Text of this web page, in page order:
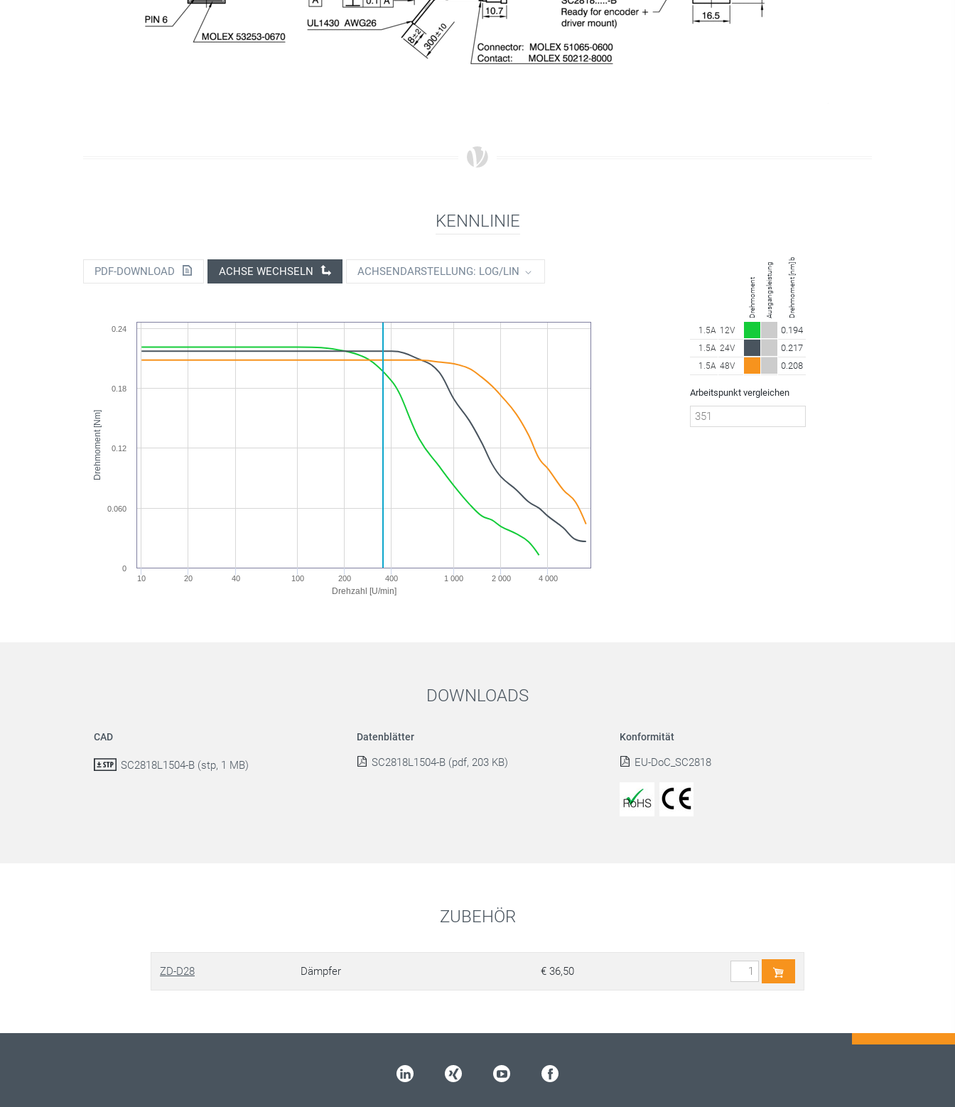
KENNLINIE
PDF-DOWNLOAD ACHSE WECHSELN ACHSENDARSTELLUNG: LOG/LIN
Drehzahl [U/min]
Drehmoment [Nm]
10 20 40 100 200 400 1 000 2 000 4 000
0
0.060
0.12
0.18
0.24
Drehmoment Ausgangsleistung Drehmoment [nm] bei 351.00 U/min
1.5A 12V 0.194
1.5A 24V 0.217
1.5A 48V 0.208
Arbeitspunkt vergleichen
DOWNLOADS
CAD
SC2818L1504-B (stp, 1 MB)
Datenblätter
SC2818L1504-B (pdf, 203 KB)
Konformität
EU-DoC_SC2818
ZUBEHÖR
ZD-D28 Dämpfer € 36,50